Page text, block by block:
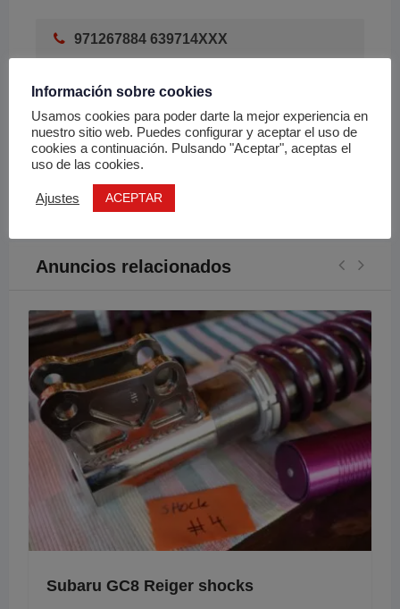
971267884 639714XXX
Chat
Enviar Email
Anuncios relacionados
Subaru GC8 Reiger shocks
Información sobre cookies
Usamos cookies para poder darte la mejor experiencia en
nuestro sitio web. Puedes configurar y aceptar el uso de
cookies a continuación. Pulsando "Aceptar", aceptas el
uso de las cookies.
Ajustes ACEPTAR